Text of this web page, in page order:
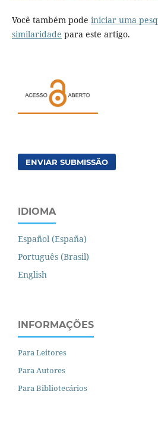
Você também pode iniciar uma
similaridade para este artigo.
ENVIAR SUBMISSÃO
IDIOMA
Español (España)
Português (Brasil)
English
INFORMAÇÕES
Para Leitores
Para Autores
Para Bibliotecários